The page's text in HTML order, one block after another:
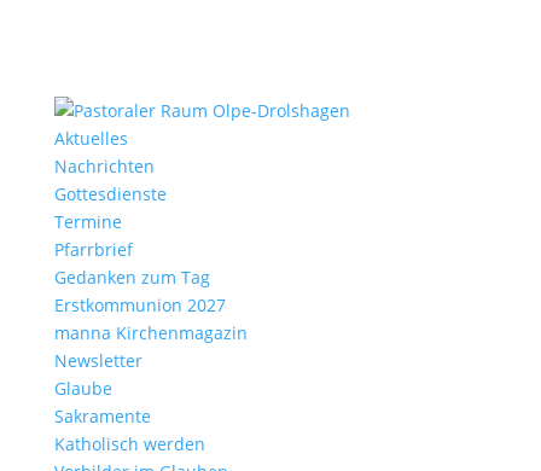
Aktu­elles
Nach­richten
Gottes­dienste
Termine
Pfarr­brief
Gedanken zum Tag
Erst­kom­mu­nion 2027
manna Kirchen­ma­gazin
News­letter
Glaube
Sakra­mente
Katho­lisch werden